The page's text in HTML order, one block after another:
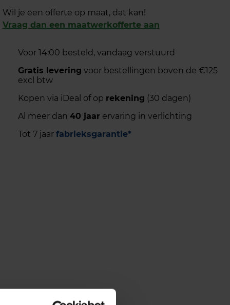
Wil je een offerte op maat, dat kan!
Vraag dan een maatwerkofferte aan
Voor 14:00 besteld, vandaag verstuurd
Gratis levering voor bestellingen boven de €125
excl btw
Kopen via iDeal of op rekening (30 dagen)
Al meer dan 40 jaarervaring in verlichting
Tot 7 jaar fabrieksgarantie*